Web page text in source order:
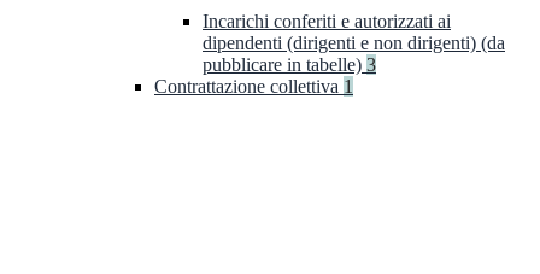
Incarichi conferiti e autorizzati ai
dipendenti (dirigenti e non dirigenti) (da
pubblicare in tabelle) 3
Contrattazione collettiva 1